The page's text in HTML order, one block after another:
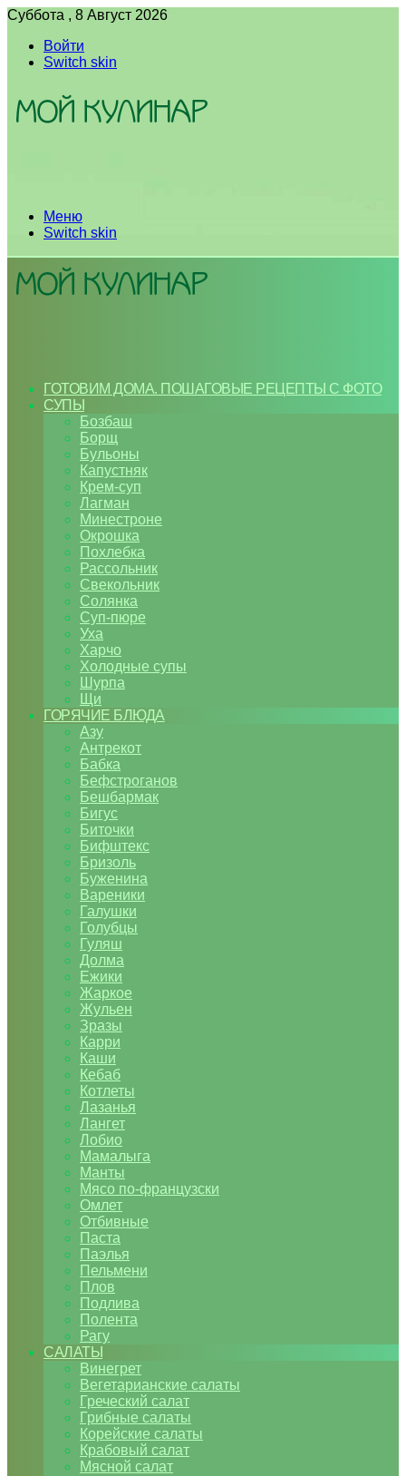
Суббота , 8 Август 2026
Войти
Switch skin
Меню
Switch skin
ГОТОВИМ ДОМА. ПОШАГОВЫЕ РЕЦЕПТЫ С ФОТО
СУПЫ
Бозбаш
Борщ
Бульоны
Капустняк
Крем-суп
Лагман
Минестроне
Окрошка
Похлебка
Рассольник
Свекольник
Солянка
Суп-пюре
Уха
Харчо
Холодные супы
Шурпа
Щи
ГОРЯЧИЕ БЛЮДА
Азу
Антрекот
Бабка
Бефстроганов
Бешбармак
Бигус
Биточки
Бифштекс
Бризоль
Буженина
Вареники
Галушки
Голубцы
Гуляш
Долма
Ежики
Жаркое
Жульен
Зразы
Карри
Каши
Кебаб
Котлеты
Лазанья
Лангет
Лобио
Мамалыга
Манты
Мясо по-французски
Омлет
Отбивные
Паста
Паэлья
Пельмени
Плов
Подлива
Полента
Рагу
САЛАТЫ
Винегрет
Вегетарианские салаты
Греческий салат
Грибные салаты
Корейские салаты
Крабовый салат
Мясной салат